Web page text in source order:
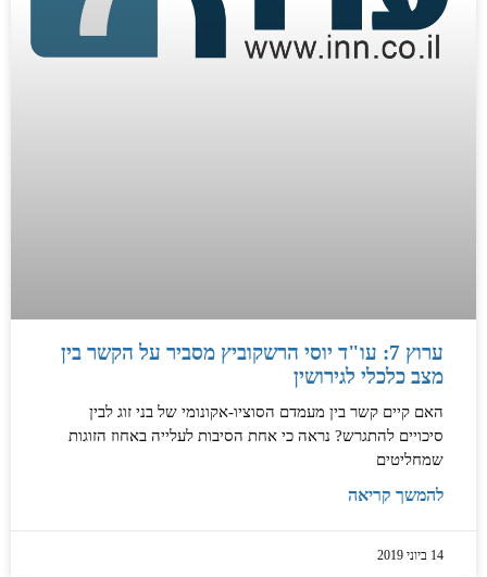
ערוץ 7: עו"ד יוסי הרשקוביץ מסביר על הקשר בין
מצב כלכלי לגירושין
האם קיים קשר בין מעמדם הסוציו-אקונומי של בני זוג לבין
סיכויים להתגרש? נראה כי אחת הסיבות לעלייה באחוז הזוגות
שמחליטים
להמשך קריאה
14 ביוני 2019